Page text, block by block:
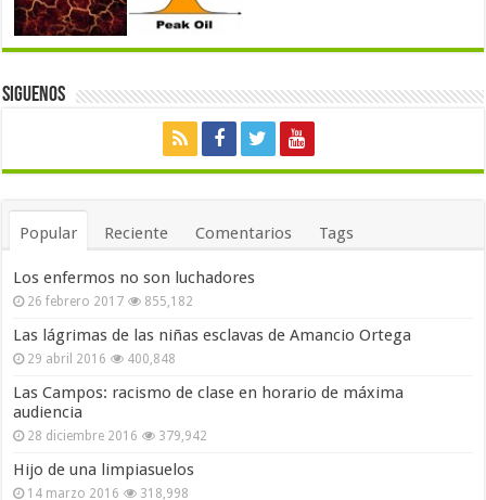
Siguenos
Popular Reciente Comentarios Tags
Los enfermos no son luchadores
26 febrero 2017 855,182
Las lágrimas de las niñas esclavas de Amancio Ortega
29 abril 2016 400,848
Las Campos: racismo de clase en horario de máxima
audiencia
28 diciembre 2016 379,942
Hijo de una limpiasuelos
14 marzo 2016 318,998